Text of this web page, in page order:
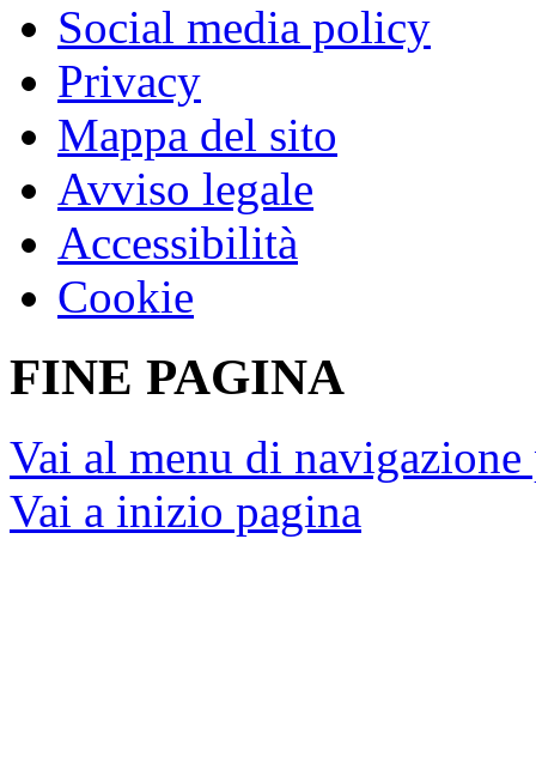
Social media policy
Privacy
Mappa del sito
Avviso legale
Accessibilità
Cookie
FINE PAGINA
Vai al menu di
Vai a inizio pagina